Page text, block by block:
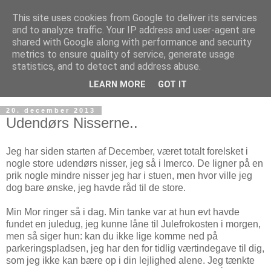
20. december 2013
Udendørs Nisserne..
Jeg har siden starten af December, været totalt forelsket i
nogle store udendørs nisser, jeg så i Imerco. De ligner på en
prik nogle mindre nisser jeg har i stuen, men hvor ville jeg
dog bare ønske, jeg havde råd til de store.
Min Mor ringer så i dag. Min tanke var at hun evt havde
fundet en juledug, jeg kunne låne til Julefrokosten i morgen,
men så siger hun: kan du ikke lige komme ned på
parkeringspladsen, jeg har den for tidlig værtindegave til dig,
som jeg ikke kan bære op i din lejlighed alene. Jeg tænkte
This site uses cookies from Google to deliver its services
and to analyze traffic. Your IP address and user-agent are
shared with Google along with performance and security
metrics to ensure quality of service, generate usage
statistics, and to detect and address abuse.
LEARN MORE GOT IT